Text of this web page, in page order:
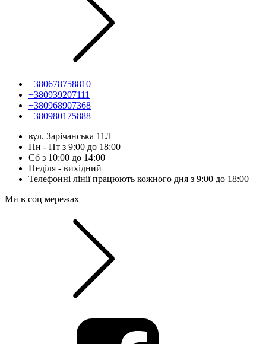
+380678758810
+380939207111
+380968907368
+380980175888
вул. Зарічанська 11Л
Пн - Пт з 9:00 до 18:00
Сб з 10:00 до 14:00
Неділя - вихідний
Телефонні лінії працюють кожного дня з 9:00 до 18:00
Ми в соц мережах